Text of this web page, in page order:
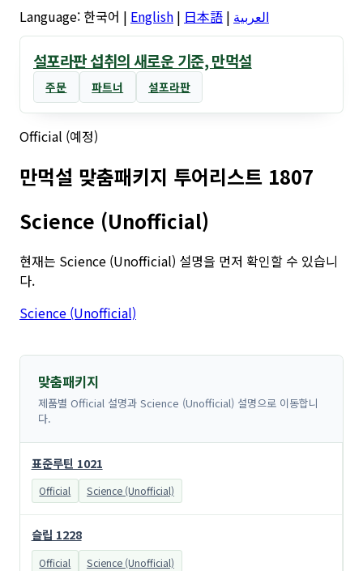
Language: 한국어 | English | 日本語 | العربية
설포라판 섭취의 새로운 기준, 만먹설
주문 파트너 설포라판
Official (예정)
만먹설 맞춤패키지 투어리스트 1807
Science (Unofficial)
현재는 Science (Unofficial) 설명을 먼저 확인할 수 있습니
다.
Science (Unofficial)
맞춤패키지
제품별 Official 설명과 Science (Unofficial) 설명으로 이동합니
다.
표준루틴 1021
Official Science (Unofficial)
슬립 1228
Official Science (Unofficial)